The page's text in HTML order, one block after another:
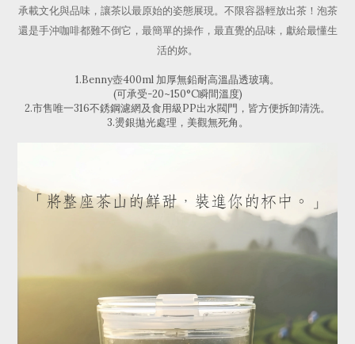
承載文化與品味，讓茶以最原始的姿態展現。不限容器輕放出茶！泡茶
還是手沖咖啡都難不倒它，最簡單的操作，最直覺的品味，獻給最懂生
活的妳。
1.Benny壺400ml 加厚無鉛耐高溫晶透玻璃。
(可承受-20~150°C瞬間溫度)
2.市售唯一316不銹鋼濾網及食用級PP出水閥門，皆方便拆卸清洗。
3.燙銀拋光處理，美觀無死角。